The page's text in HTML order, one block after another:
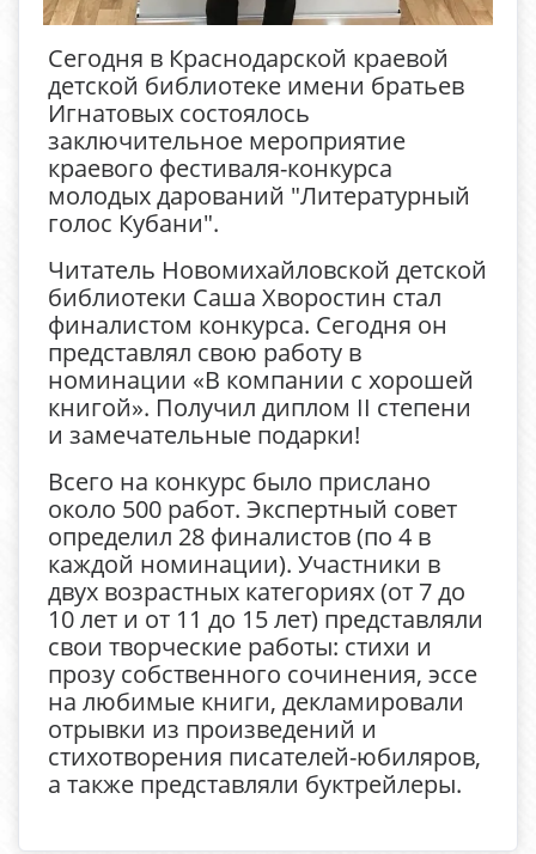
Сегодня в Краснодарской краевой
детской библиотеке имени братьев
Игнатовых состоялось
заключительное мероприятие
краевого фестиваля-конкурса
молодых дарований "Литературный
голос Кубани".
Читатель Новомихайловской детской
библиотеки Саша Хворостин стал
финалистом конкурса. Сегодня он
представлял свою работу в
номинации «В компании с хорошей
книгой». Получил диплом II степени
и замечательные подарки!
Всего на конкурс было прислано
около 500 работ. Экспертный совет
определил 28 финалистов (по 4 в
каждой номинации). Участники в
двух возрастных категориях (от 7 до
10 лет и от 11 до 15 лет) представляли
свои творческие работы: стихи и
прозу собственного сочинения, эссе
на любимые книги, декламировали
отрывки из произведений и
стихотворения писателей-юбиляров,
а также представляли буктрейлеры.